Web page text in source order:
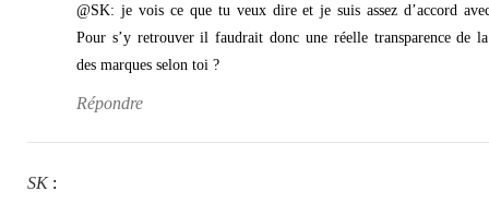
@SK: je vois ce que tu veux dire et je suis assez d’accord
Pour s’y retrouver il faudrait donc une réelle transparence de
des marques selon toi ?
Répondre
SK :